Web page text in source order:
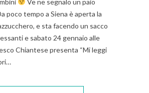
poco tempo a Siena è aperta la
e sta facendo un sacco
e sabato 24 gennaio alle
Chiantese presenta “Mi leggi